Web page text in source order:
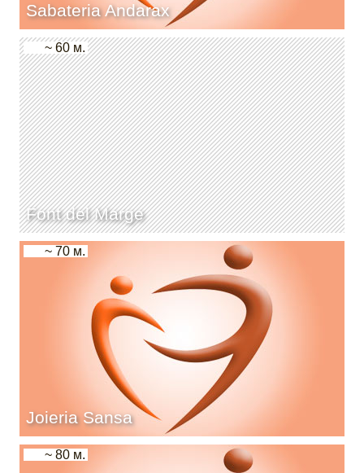
Sabateria Andarax
Font del Marge
~ 60 м.
Joieria Sansa
~ 70 м.
~ 80 м.